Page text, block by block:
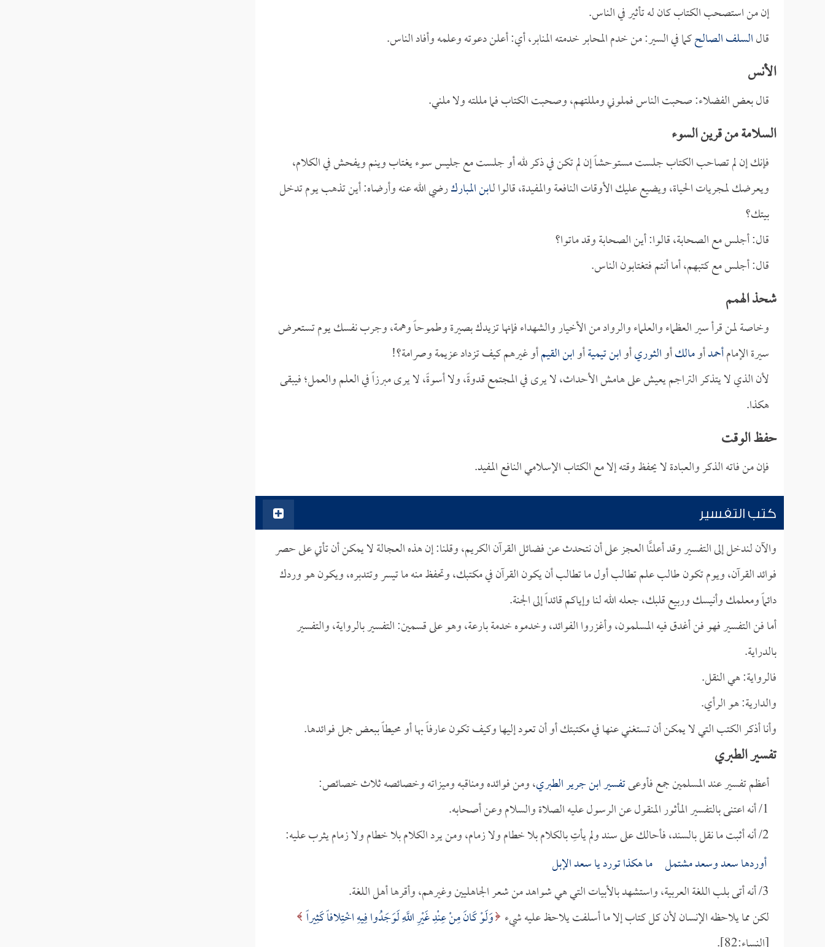
إن من استصحب الكتاب كان له تأثير في الناس.
قالالسلف الصالحكما في السير: من خدم المحابر خدمته المنابر، أي: أعلن دعوته وعلمه وأفاد الناس.
الأنس
قال بعض الفضلاء: صحبت الناس فملوني ومللتهم، وصحبت الكتاب فما مللته ولا ملني.
السلامة من قرين السوء
فإنك إن لم تصاحب الكتاب جلست مستوحشاً إن لم تكن في ذكر لله أو جلست مع جليس سوء يغتاب وينم ويفحش في الكلام،
ويعرضك لمجريات الحياة، ويضيع عليك الأوقات النافعة والمفيدة، قالوا لـابن المباركرضي الله عنه وأرضاه: أين تذهب يوم تدخل
بيتك؟
قال: أجلس مع الصحابة، قالوا: أين الصحابة وقد ماتوا؟
قال: أجلس مع كتبهم، أما أنتم فتغتابون الناس.
شحذ الهمم
وخاصة لمن قرأ سير العظماء والعلماء والرواد من الأخيار والشهداء فإنها تزيدك بصيرة وطموحاً وهمة، وجرب نفسك يوم تستعرض
سيرة الإمامأحمدأومالكأوالثوريأوابن تيميةأوابن القيمأو غيرهم كيف تزداد عزيمة وصرامة؟!
لأن الذي لا يتذكر التراجم يعيش على هامش الأحداث، لا يرى في المجتمع قدوةً، ولا أسوةً، لا يرى مبرزاً في العلم والعمل؛ فيبقى
هكذا.
حفظ الوقت
فإن من فاته الذكر والعبادة لا يحفظ وقته إلا مع الكتاب الإسلامي النافع المفيد.
كتب التفسير
والآن لندخل إلى التفسير وقد أعلنَّا العجز على أن نتحدث عن فضائل القرآن الكريم، وقلنا: إن هذه العجالة لا يمكن أن تأتي على حصر
فوائد القرآن، ويوم تكون طالب علم تطالب أول ما تطالب أن يكون القرآن في مكتبك، وتحفظ منه ما تيسر وتتدبره، ويكون هو وردك
دائماً ومعلمك وأنيسك وربيع قلبك، جعله الله لنا وإياكم قائداً إلى الجنة.
أما فن التفسير فهو فن أغدق فيه المسلمون، وأغزروا الفوائد، وخدموه خدمة بارعة، وهو على قسمين: التفسير بالرواية، والتفسير
بالدراية.
فالرواية: هي النقل.
والدارية: هو الرأي.
وأنا أذكر الكتب التي لا يمكن أن تستغني عنها في مكتبتك أو أن تعود إليها وكيف تكون عارفاً بها أو محيطاً ببعض جمل فوائدها.
تفسير الطبري
أعظم تفسير عند المسلمين جمع فأوعىتفسير ابن جرير الطبري، ومن فوائده ومناقبه وميزاته وخصائصه ثلاث خصائص:
1/ أنه اعتنى بالتفسير المأثور المنقول عن الرسول عليه الصلاة والسلام وعن أصحابه.
2/ أنه أثبت ما نقل بالسند، فأحالك على سند ولم يأتِ بالكلام بلا خطام ولا زمام، ومن يرد الكلام بلا خطام ولا زمام يثرب عليه:
أوردها سعد وسعد مشتمل ما هكذا تورد يا سعد الإبل
3/ أنه أتى بلب اللغة العربية، واستشهد بالأبيات التي هي شواهد من شعر الجاهليين وغيرهم، وأقرها أهل اللغة.
لكن مما يلاحظه الإنسان لأن كل كتاب إلا ما أسلفت يلاحظ عليه شيء وَلَوْ كَانَ مِنْ عِنْدِ غَيْرِ اللَّهِ لَوَجَدُوا فِيهِ اخْتِلافاً كَثِيراً